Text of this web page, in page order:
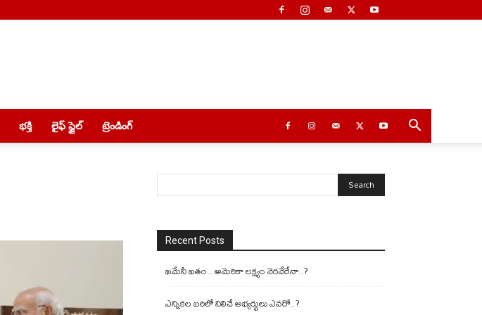
భక్తి లైఫ్ స్టైల్ ట్రెండింగ్
Recent Posts
ఖమేనీ ఖతం.. అమెరికా లక్ష్యం నెరవేరేనా..?
ఎన్నికల బరిలో నిలిచే అభ్యర్థులు ఎవరో..?